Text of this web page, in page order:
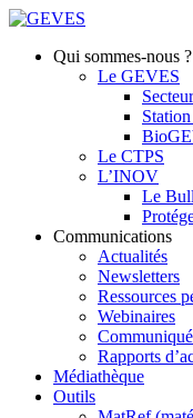
Qui sommes-nous ?
Le GEVES
Le CTPS
L’INOV
Le
Communications
Actualités
Newsletters
Ressources
Webinaires
Rapports
Médiathèque
Outils